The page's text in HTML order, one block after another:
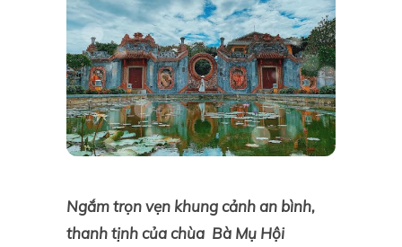
Ngắm trọn vẹn khung cảnh an bình,
thanh tịnh của chùa Bà Mụ Hội